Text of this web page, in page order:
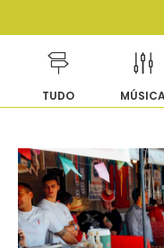
para
o
conteúdo
TUDO